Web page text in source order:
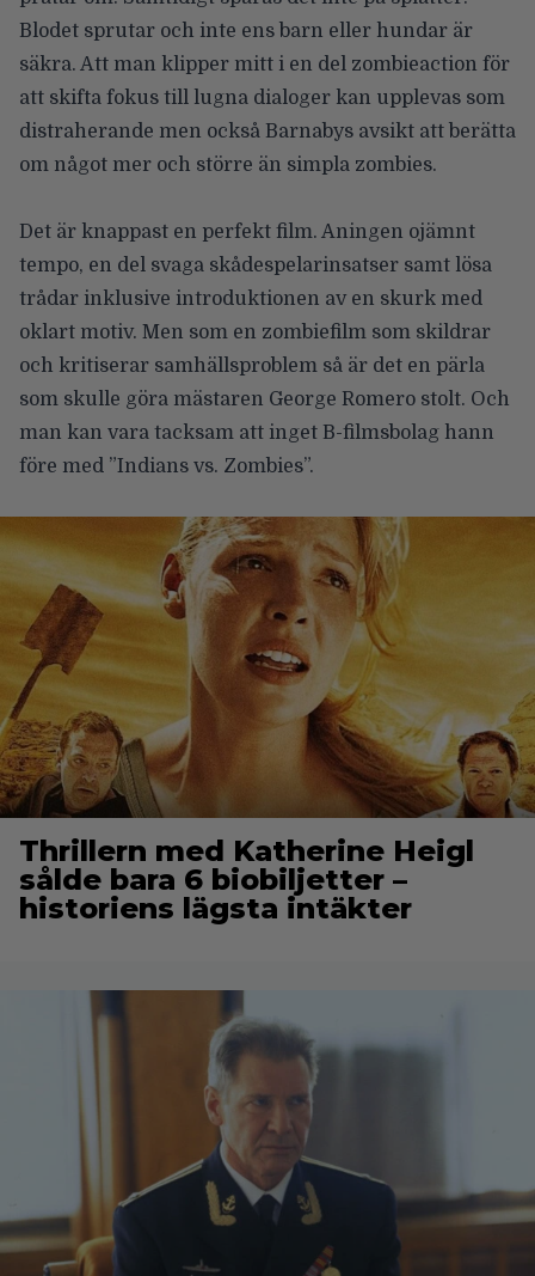
Blodet sprutar och inte ens barn eller hundar är
säkra. Att man klipper mitt i en del zombieaction för
att skifta fokus till lugna dialoger kan upplevas som
distraherande men också Barnabys avsikt att berätta
om något mer och större än simpla zombies.
Det är knappast en perfekt film. Aningen ojämnt
tempo, en del svaga skådespelarinsatser samt lösa
trådar inklusive introduktionen av en skurk med
oklart motiv. Men som en zombiefilm som skildrar
och kritiserar samhällsproblem så är det en pärla
som skulle göra mästaren George Romero stolt. Och
man kan vara tacksam att inget B-filmsbolag hann
före med ”Indians vs. Zombies”.
Thrillern med Katherine Heigl
sålde bara 6 biobiljetter –
historiens lägsta intäkter